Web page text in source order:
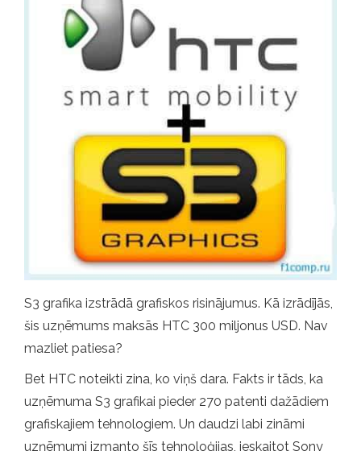
S3 grafika izstrādā grafiskos risinājumus. Kā izrādījās,
šis uzņēmums maksās HTC 300 miljonus USD. Nav
mazliet patiesa?
Bet HTC noteikti zina, ko viņš dara. Fakts ir tāds, ka
uzņēmuma S3 grafikai pieder 270 patenti dažādiem
grafiskajiem tehnologiem. Un daudzi labi zināmi
uzņēmumi izmanto šīs tehnoloģijas, ieskaitot Sony